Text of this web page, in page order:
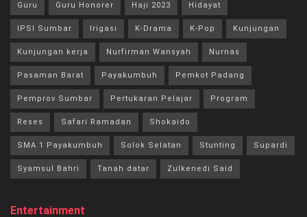
Guru Guru Honorer Haji 2023 Hidayat
IPSI Sumbar Irigasi K-Drama K-Pop Kunjungan
Kunjungan kerja Nurfirman Wansyah Nurnas
Pasaman Barat Payakumbuh Pemkot Padang
Pemprov Sumbar Pertukaran Pelajar Program
Reses Safari Ramadan Shokaido
SMA 1 Payakumbuh Solok Selatan Stunting Supardi
Syamsul Bahri Tanah datar Zulkenedi Said
Entertainment